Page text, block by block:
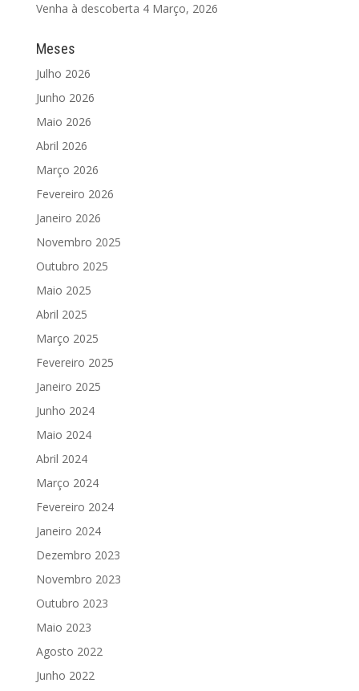
Venha à descoberta 4 Março, 2026
Meses
Julho 2026
Junho 2026
Maio 2026
Abril 2026
Março 2026
Fevereiro 2026
Janeiro 2026
Novembro 2025
Outubro 2025
Maio 2025
Abril 2025
Março 2025
Fevereiro 2025
Janeiro 2025
Junho 2024
Maio 2024
Abril 2024
Março 2024
Fevereiro 2024
Janeiro 2024
Dezembro 2023
Novembro 2023
Outubro 2023
Maio 2023
Agosto 2022
Junho 2022